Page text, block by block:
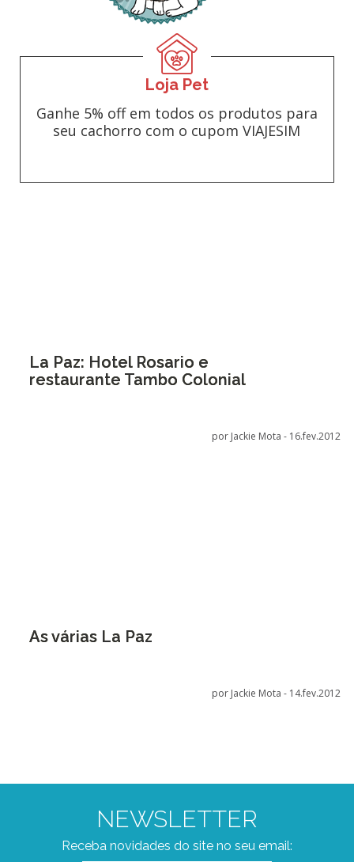
Loja Pet
Ganhe 5% off em todos os produtos para
seu cachorro com o cupom VIAJESIM
La Paz: Hotel Rosario e
restaurante Tambo Colonial
por Jackie Mota - 16.fev.2012
As várias La Paz
por Jackie Mota - 14.fev.2012
NEWSLETTER
Receba novidades do site no seu email: